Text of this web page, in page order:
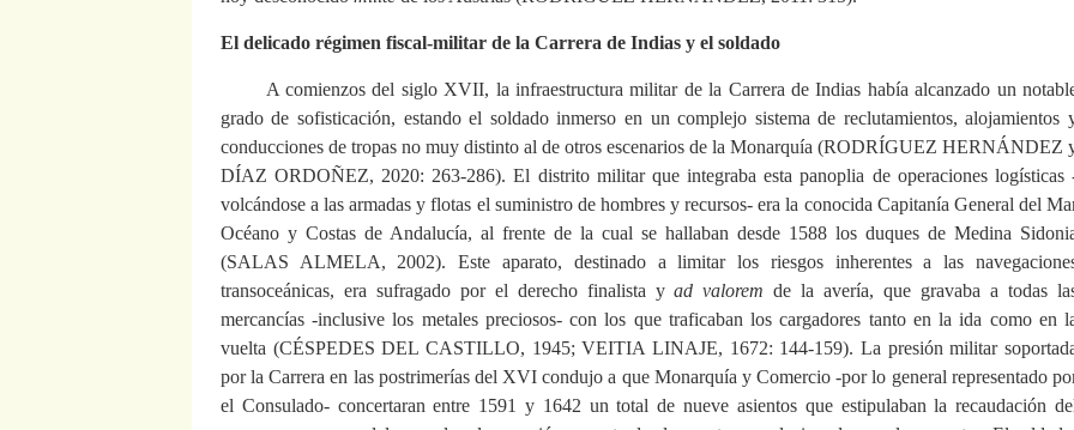
El delicado régimen fiscal-militar de la Carrera de Indias y el soldado
A comienzos del siglo XVII, la infraestructura militar de la Carrera de Indias había alcanzado un
grado de sofisticación, estando el soldado inmerso en un complejo sistema de reclutamientos, alojamientos
conducciones de tropas no muy distinto al de otros escenarios de la Monarquía (RODRÍGUEZ HERNÁNDEZ
DÍAZ ORDOÑEZ, 2020: 263-286). El distrito militar que integraba esta panoplia de operaciones logísticas
volcándose a las armadas y flotas el suministro de hombres y recursos- era la conocida Capitanía General del
Océano y Costas de Andalucía, al frente de la cual se hallaban desde 1588 los duques de Medina
(SALAS ALMELA, 2002). Este aparato, destinado a limitar los riesgos inherentes a las
transoceánicas, era sufragado por el derecho finalista yad valorem de la avería, que gravaba a todas
mercancías -inclusive los metales preciosos- con los que traficaban los cargadores tanto en la ida como en
vuelta (CÉSPEDES DEL CASTILLO, 1945; VEITIA LINAJE, 1672: 144-159). La presión militar
por la Carrera en las postrimerías del XVI condujo a que Monarquía y Comercio -por lo general representado
el Consulado- concertaran entre 1591 y 1642 un total de nueve asientos que estipulaban la recaudación